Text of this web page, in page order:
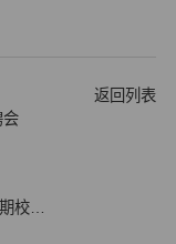
会
校园
返回列表